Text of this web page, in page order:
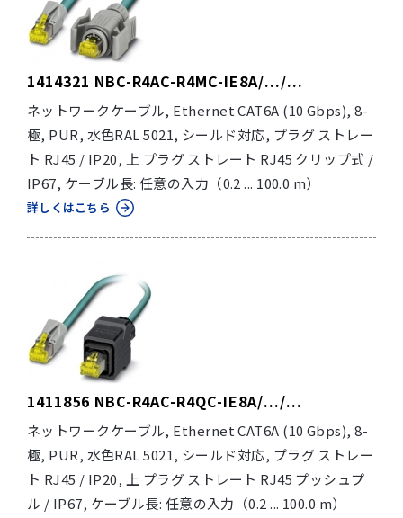
1414321 NBC-R4AC-R4MC-IE8A/.../...
ネットワークケーブル, Ethernet CAT6A (10 Gbps), 8-
極, PUR, 水色RAL 5021, シールド対応, プラグ ストレー
ト RJ45 / IP20, 上 プラグ ストレート RJ45 クリップ式 /
IP67, ケーブル長: 任意の入力（0.2 ... 100.0 m）
詳しくはこちら
1411856 NBC-R4AC-R4QC-IE8A/.../...
ネットワークケーブル, Ethernet CAT6A (10 Gbps), 8-
極, PUR, 水色RAL 5021, シールド対応, プラグ ストレー
ト RJ45 / IP20, 上 プラグ ストレート RJ45 プッシュプ
ル / IP67, ケーブル長: 任意の入力（0.2 ... 100.0 m）